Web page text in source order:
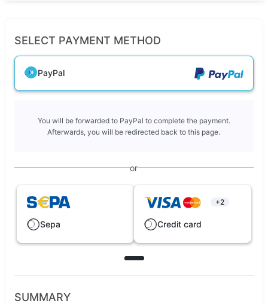
SELECT PAYMENT METHOD
PayPal
You will be forwarded to PayPal to complete the payment.
Afterwards, you will be redirected back to this page.
or
Sepa
+2
Credit card
SUMMARY